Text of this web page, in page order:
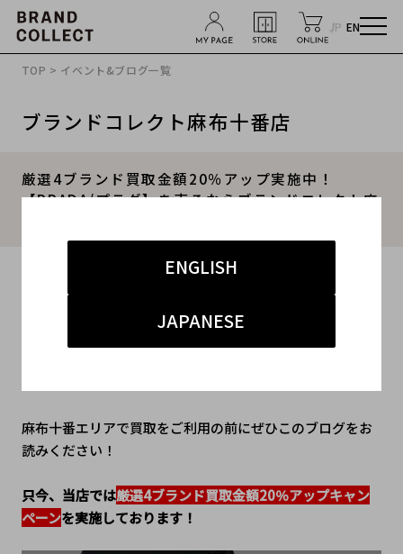
JP EN
ENGLISH
JAPANESE
TOP > イベント&ブログ一覧
ブランドコレクト麻布十番店
厳選4ブランド買取金額20％アップ実施中！
【PRADA/プラダ】を売るならブランドコレクト麻
#麻布十番 アパレル
#ブランド買取キャンペーン
麻布十番エリアで買取をご利用の前にぜひこのブログをお
読みください！
只今、当店では厳選4ブランド買取金額20％アップキャン
ペーンを実施しております！